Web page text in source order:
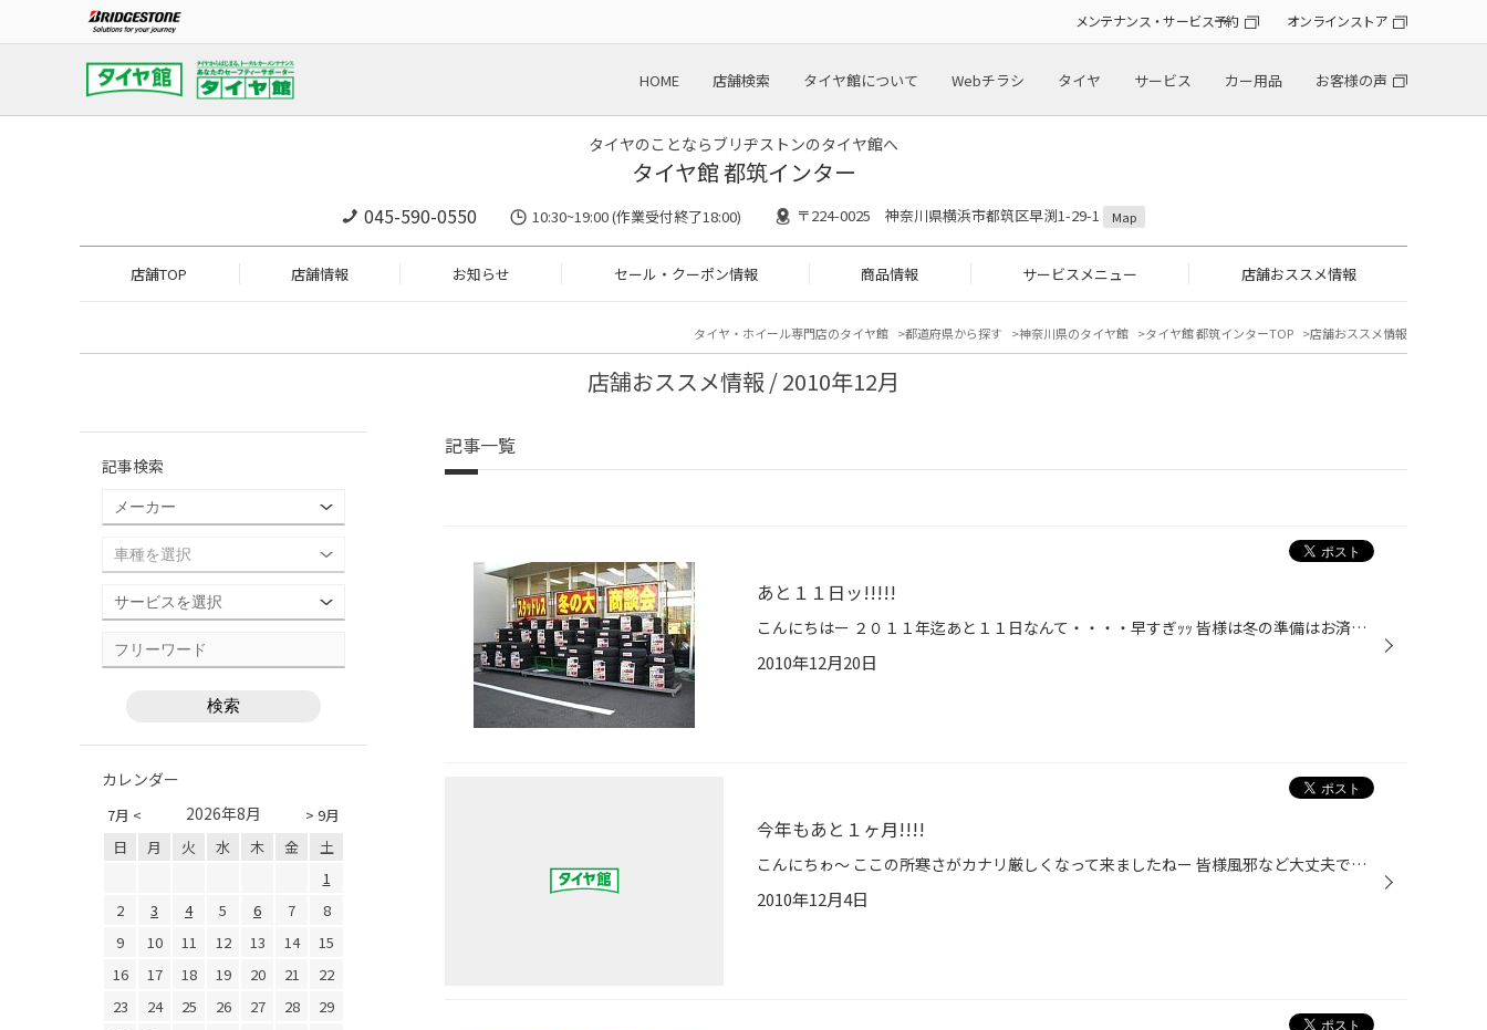
メンテナンス・サービス予約 オンラインストア
HOME 店舗検索 タイヤ館について Webチラシ タイヤ サービス カー用品 お客様の声
タイヤのことならブリヂストンのタイヤ館へ
タイヤ館 都筑インター
045-590-0550 10:30~19:00 (作業受付終了18:00) 〒224-0025 神奈川県横浜市都筑区早渕1-29-1 Map
店舗TOP 店舗情報 お知らせ セール・クーポン情報 商品情報 サービスメニュー 店舗おススメ情報
タイヤ・ホイール専門店のタイヤ館 都道府県から探す 神奈川県のタイヤ館 タイヤ館 都筑インターTOP 店舗おススメ情報
店舗おススメ情報 / 2010年12月
記事一覧
あと１１日ッ!!!!!
こんにちはー ２０１１年迄あと１１日なんて・・・・早すぎｯｯ 皆様は冬の準備はお済みでしょうか？？ 当店のｽﾀｯﾄﾞﾚｽﾀｲﾔ・・・在庫がカナリ少なくなってきました。。。 お正月帰省される方やースキースノボーに 行かれるご予定のある方!!!! 冬の準備はお早目に☆★☆ 皆様のご来店お待ちしています(^^♪
2010年12月20日
今年もあと１ヶ月!!!!
こんにちゎ～ ここの所寒さがカナリ厳しくなって来ましたねー 皆様風邪など大丈夫ですか？？インフルもﾉﾛｳｨﾙｽも 流行ってきている様です。。。外から帰ったら 手洗いうがいを忘れずにーしっかり予防しましょっ(ﾟ＊ﾟ)ﾉ ﾊｲｯ さて、今年も残す所１ヶ月を切りましたー早いﾃﾞｽﾈ 当店も段々と混雑する様...
2010年12月4日
記事検索
カレンダー
7月 < > 9月
2026年8月
日 月 火 水 木 金
土
1
2
3 4 5 6 7
8
9
10 11 12 13 14
15
16
17 18 19 20 21
22
23
24 25 26 27 28
29